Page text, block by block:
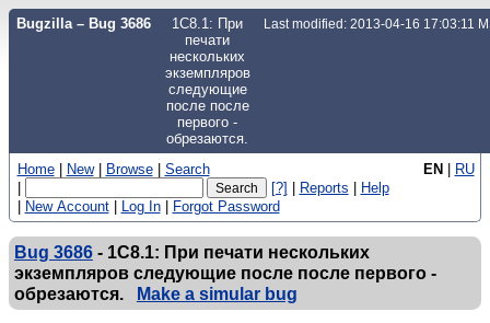
Bugzilla – Bug 3686
1C8.1: При
печати
нескольких
экземпляров
следующие
после после
первого -
обрезаются.
Last modified: 2013-04-16 17:03:11
EN | RU
Home | New | Browse | Search
|
[?] | Reports | Help
| New Account | Log In | Forgot Password
Bug 3686 - 1C8.1: При печати нескольких
экземпляров следующие после после первого -
обрезаются.
Make a simular bug